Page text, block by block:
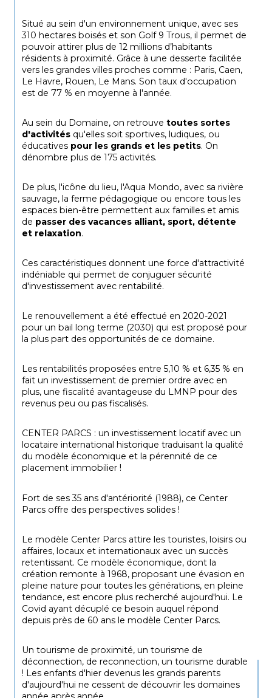
Situé au sein d'un environnement unique, avec ses
310 hectares boisés et son Golf 9 Trous, il permet de
pouvoir attirer plus de 12 millions d’habitants
résidents à proximité. Grâce à une desserte facilitée
vers les grandes villes proches comme : Paris, Caen,
Le Havre, Rouen, Le Mans. Son taux d'occupation
est de 77 % en moyenne à l'année.
Au sein du Domaine, on retrouve toutes sortes
d'activités qu'elles soit sportives, ludiques, ou
éducatives pour les grands et les petits. On
dénombre plus de 175 activités.
De plus, l'icône du lieu, l'Aqua Mondo, avec sa rivière
sauvage, la ferme pédagogique ou encore tous les
espaces bien-être permettent aux familles et amis
de passer des vacances alliant, sport, détente
et relaxation.
Ces caractéristiques donnent une force d'attractivité
indéniable qui permet de conjuguer sécurité
d'investissement avec rentabilité.
Le renouvellement a été effectué en 2020-2021
pour un bail long terme (2030) qui est proposé pour
la plus part des opportunités de ce domaine.
Les rentabilités proposées entre 5,10 % et 6,35 % en
fait un investissement de premier ordre avec en
plus, une fiscalité avantageuse du LMNP pour des
revenus peu ou pas fiscalisés.
CENTER PARCS : un investissement locatif avec un
locataire international historique traduisant la qualité
du modèle économique et la pérennité de ce
placement immobilier !
Fort de ses 35 ans d'antériorité (1988), ce Center
Parcs offre des perspectives solides !
Le modèle Center Parcs attire les touristes, loisirs ou
affaires, locaux et internationaux avec un succès
retentissant. Ce modèle économique, dont la
création remonte à 1968, proposant une évasion en
pleine nature pour toutes les générations, en pleine
tendance, est encore plus recherché aujourd'hui. Le
Covid ayant décuplé ce besoin auquel répond
depuis près de 60 ans le modèle Center Parcs.
Un tourisme de proximité, un tourisme de
déconnection, de reconnection, un tourisme durable
! Les enfants d'hier devenus les grands parents
d'aujourd'hui ne cessent de découvrir les domaines